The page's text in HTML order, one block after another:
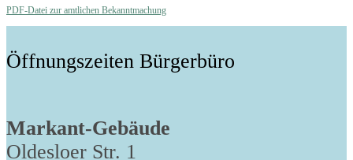
PDF-Datei zur amtlichen Bekanntmachung
Öffnungszeiten Bürgerbüro
Markant-Gebäude
Oldesloer Str. 1